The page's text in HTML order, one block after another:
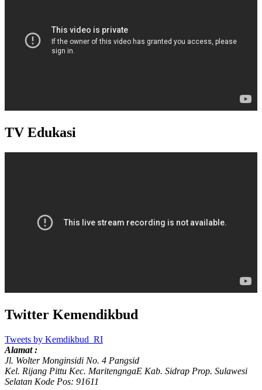
TV Edukasi
Twitter Kemendikbud
Tweets by Kemdikbud_RI
Alamat :
Jl. Wolter Monginsidi No. 4 Pangsid
Kel. Rijang Pittu Kec. MaritengngaE Kab. Sidrap Prop. Sulawesi
Selatan Kode Pos: 91611